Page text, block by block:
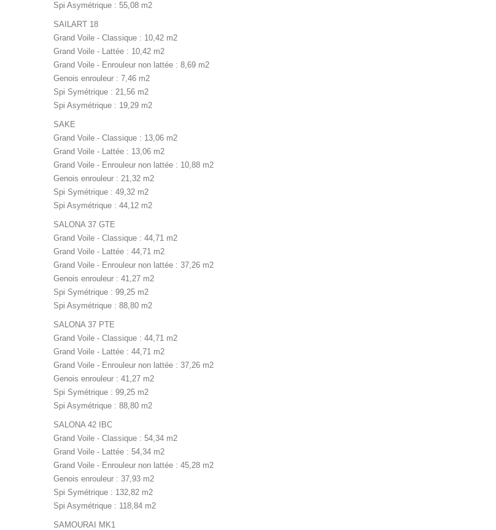
Spi Asymétrique : 55,08 m2
SAILART 18
Grand Voile - Classique : 10,42 m2
Grand Voile - Lattée : 10,42 m2
Grand Voile - Enrouleur non lattée : 8,69 m2
Genois enrouleur : 7,46 m2
Spi Symétrique : 21,56 m2
Spi Asymétrique : 19,29 m2
SAKE
Grand Voile - Classique : 13,06 m2
Grand Voile - Lattée : 13,06 m2
Grand Voile - Enrouleur non lattée : 10,88 m2
Genois enrouleur : 21,32 m2
Spi Symétrique : 49,32 m2
Spi Asymétrique : 44,12 m2
SALONA 37 GTE
Grand Voile - Classique : 44,71 m2
Grand Voile - Lattée : 44,71 m2
Grand Voile - Enrouleur non lattée : 37,26 m2
Genois enrouleur : 41,27 m2
Spi Symétrique : 99,25 m2
Spi Asymétrique : 88,80 m2
SALONA 37 PTE
Grand Voile - Classique : 44,71 m2
Grand Voile - Lattée : 44,71 m2
Grand Voile - Enrouleur non lattée : 37,26 m2
Genois enrouleur : 41,27 m2
Spi Symétrique : 99,25 m2
Spi Asymétrique : 88,80 m2
SALONA 42 IBC
Grand Voile - Classique : 54,34 m2
Grand Voile - Lattée : 54,34 m2
Grand Voile - Enrouleur non lattée : 45,28 m2
Genois enrouleur : 37,93 m2
Spi Symétrique : 132,82 m2
Spi Asymétrique : 118,84 m2
SAMOURAI MK1